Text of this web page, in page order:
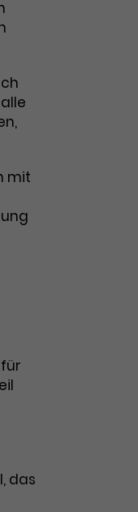
mit
das